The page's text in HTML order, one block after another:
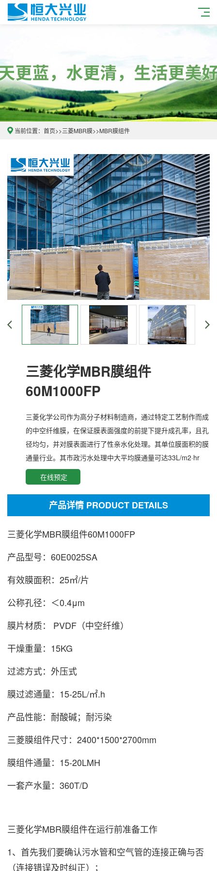
当前位置： 首页>>三菱MBR膜>>MBR膜组件
三菱化学MBR膜组件
60M1000FP
三菱化学公司作为高分子材料制造商，通过特定工艺制作而成
的中空纤维膜，在保证膜表面强度的前提下提升成孔率，且孔
径均匀，并对膜表面进行了性亲水化处理。其单位膜面积的膜
通量行业。其市政污水处理中大平均膜通量可达33L/m2·hr
在线预定
产品详情 PRODUCT DETAILS
三菱化学MBR膜组件60M1000FP
产品型号：60E0025SA
有效膜面积：25㎡/片
公称孔径：＜0.4μm
膜片材质： PVDF（中空纤维）
干燥重量：15KG
过滤方式：外压式
膜过滤通量：15-25L/㎡.h
产品性能：耐酸碱；耐污染
三菱膜组件尺寸：2400*1500*2700mm
膜组件通量：15-20LMH
一套产水量：360T/D
三菱化学MBR膜组件在运行前准备工作
1、首先我们要确认污水管和空气管的连接正确与否
（连接错误及时纠正）；